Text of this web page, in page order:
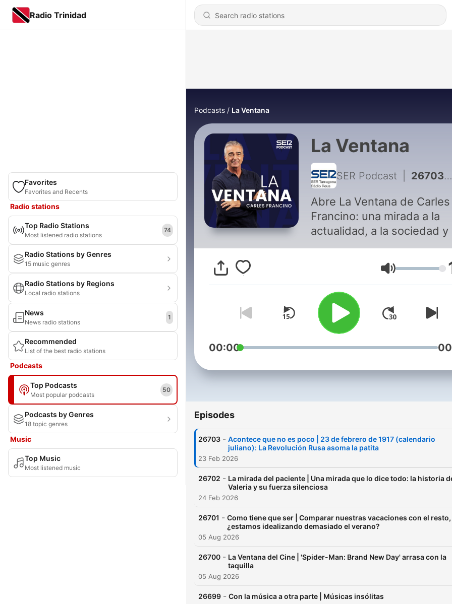
Radio Trinidad
Favorites
Favorites and Recents
Radio stations
Top Radio Stations
Most listened radio stations
74
Radio Stations by Genres
15 music genres
Radio Stations by Regions
Local radio stations
News
News radio stations
1
Recommended
List of the best radio stations
Podcasts
Top Podcasts
Most popular podcasts
50
Podcasts by Genres
18 topic genres
Music
Top Music
Most listened music
Podcasts La Ventana
La Ventana
SER Podcast 26703 - Acontece que no es poco | 23 de febrero de 1917 (calendario juliano): La Revolución Rusa asoma la patita
Abre La Ventana de Carles
Francino: una mirada a la
actualidad, a la sociedad y
cultura cargada de
humanidad. Con el repaso
político más agudo y
de las ondas:
Con Toni Martínez, Isaías
Lafuente, Nieves
Benjamín Prado, Monserrat
Domínguez y muchos más En
16:00 y a cualquier hora si
Volume
00:00
Episodes
26703 - Acontece que no es poco | 23 de febrero de 1917 (calendario
juliano): La Revolución Rusa asoma la patita
23 Feb 2026
26702 - La mirada del paciente | Una mirada que lo dice todo: la historia
Valeria y su fuerza silenciosa
24 Feb 2026
26701 - Como tiene que ser | Comparar nuestras vacaciones con el resto,
¿estamos idealizando demasiado el verano?
05 Aug 2026
26700 - La Ventana del Cine | 'Spider-Man: Brand New Day' arrasa con la
taquilla
05 Aug 2026
26699 - Con la música a otra parte | Músicas insólitas